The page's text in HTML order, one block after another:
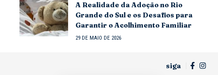
A Realidade da Adoção no Rio
Grande do Sul e os Desafios para
Garantir o Acolhimento Familiar
29 DE MAIO DE 2026
siga